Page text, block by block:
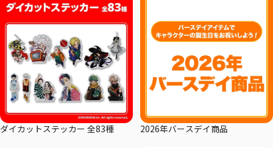
ダイカットステッカー 全83種 2026年バースデイ商品